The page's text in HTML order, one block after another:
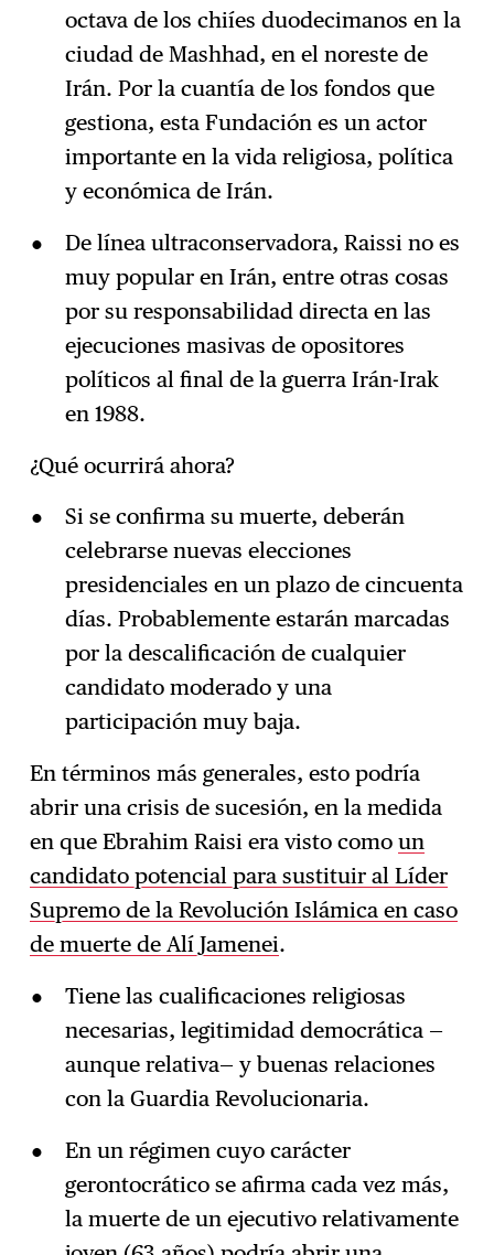
octava de los chiíes duodecimanos en la
ciudad de Mashhad, en el noreste de
Irán. Por la cuantía de los fondos que
gestiona, esta Fundación es un actor
importante en la vida religiosa, política
y económica de Irán.
De línea ultraconservadora, Raissi no es
muy popular en Irán, entre otras cosas
por su responsabilidad directa en las
ejecuciones masivas de opositores
políticos al final de la guerra Irán-Irak
en 1988.
¿Qué ocurrirá ahora?
Si se confirma su muerte, deberán
celebrarse nuevas elecciones
presidenciales en un plazo de cincuenta
días. Probablemente estarán marcadas
por la descalificación de cualquier
candidato moderado y una
participación muy baja.
En términos más generales, esto podría
abrir una crisis de sucesión, en la medida
en que Ebrahim Raisi era visto comoun
candidato potencial para sustituir al Líder
Supremo de la Revolución Islámica en caso
de muerte de Alí Jamenei.
Tiene las cualificaciones religiosas
necesarias, legitimidad democrática —
aunque relativa— y buenas relaciones
con la Guardia Revolucionaria.
En un régimen cuyo carácter
gerontocrático se afirma cada vez más,
la muerte de un ejecutivo relativamente